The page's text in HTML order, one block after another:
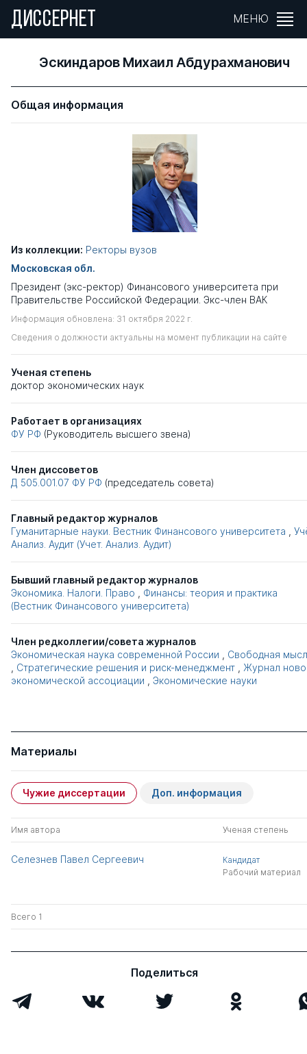
ДИССЕРНЕТ МЕНЮ
Эскиндаров Михаил Абдурахманович
Общая информация
Из коллекции: Ректоры вузов
Московская обл.
Президент (экс-ректор) Финансового университета при
Правительстве Российской Федерации. Экс-член ВАК
Информация обновлена: 31 октября 2022 г.
Сведения о должности актуальны на момент публикации на сайте
Ученая степень
доктор экономических наук
Работает в организациях
ФУ РФ (Руководитель высшего звена)
Член диссоветов
Д 505.001.07 ФУ РФ (председатель совета)
Главный редактор журналов
Гуманитарные науки. Вестник Финансового университета
Анализ. Аудит (Учет. Анализ. Аудит)
Бывший главный редактор журналов
Экономика. Налоги. Право
Финансы: теория и практика
(Вестник Финансового университета)
Член редколлегии/совета журналов
Экономическая наука современной России
Свободная
Стратегические решения и риск-менеджмент
Журнал
экономической ассоциации
Экономические науки
Материалы
Чужие диссертации Доп. информация
Имя автора Ученая степень
Селезнев Павел Сергеевич
Кандидат
Рабочий материал
Всего 1
Поделиться